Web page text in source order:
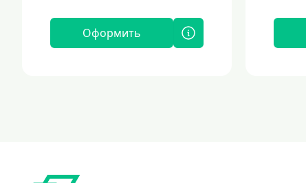
Оформить